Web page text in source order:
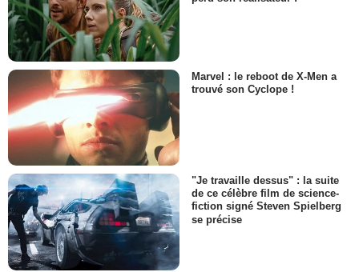
Marvel : le reboot de X-Men a
trouvé son Cyclope !
"Je travaille dessus" : la suite
de ce célèbre film de science-
fiction signé Steven Spielberg
se précise